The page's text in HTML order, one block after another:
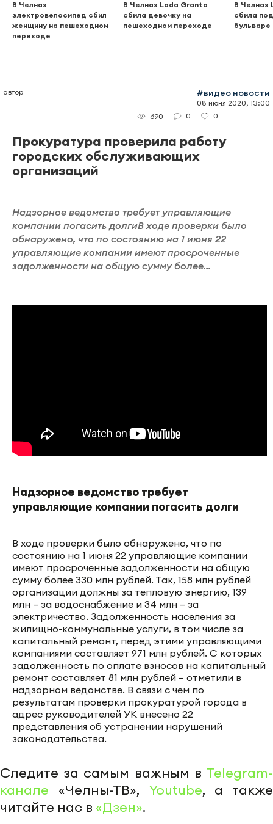
В Челнах
электровелосипед сбил
женщину на пешеходном
переходе
В Челнах Lada Granta
сбила девочку на
пешеходном переходе
В Челнах
сбила
автор #видео новости
08 июня 2020, 13:00
690
0 0
Прокуратура проверила работу
городских обслуживающих
организаций
Надзорное ведомство требует управляющие
компании погасить долгиВ ходе проверки было
обнаружено, что по состоянию на 1 июня 22
управляющие компании имеют просроченные
задолженности на общую сумму более...
Надзорное ведомство требует
управляющие компании погасить долги
В ходе проверки было обнаружено, что по
состоянию на 1 июня 22 управляющие компании
имеют просроченные задолженности на общую
сумму более 330 млн рублей. Так, 158 млн рублей
организации должны за тепловую энергию, 139
млн – за водоснабжение и 34 млн – за
электричество. Задолженность населения за
жилищно-коммунальные услуги, в том числе за
капитальный ремонт, перед этими управляющими
компаниями составляет 971 млн рублей. С которых
задолженность по оплате взносов на капитальный
ремонт составляет 81 млн рублей – отметили в
надзорном ведомстве. В связи с чем по
результатам проверки прокуратурой города в
адрес руководителей УК внесено 22
представления об устранении нарушений
законодательства.
Следите за самым важным в Telegram-
канале «Челны-ТВ», Youtube, а также
читайте нас в «Дзен».